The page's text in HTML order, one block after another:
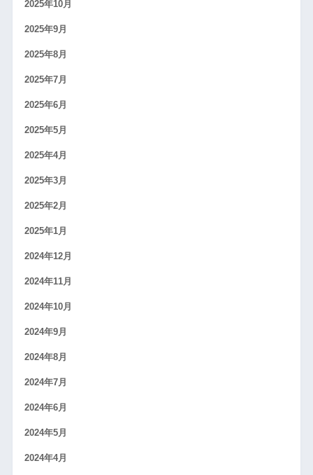
2025年10月
2025年9月
2025年8月
2025年7月
2025年6月
2025年5月
2025年4月
2025年3月
2025年2月
2025年1月
2024年12月
2024年11月
2024年10月
2024年9月
2024年8月
2024年7月
2024年6月
2024年5月
2024年4月